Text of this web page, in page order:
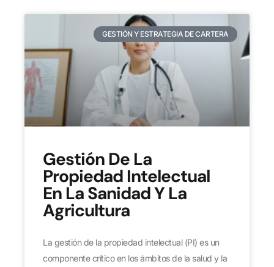
GESTIÓN Y ESTRATEGIA DE CARTERA
Gestión De La
Propiedad Intelectual
En La Sanidad Y La
Agricultura
La gestión de la propiedad intelectual (PI) es un
componente crítico en los ámbitos de la salud y la